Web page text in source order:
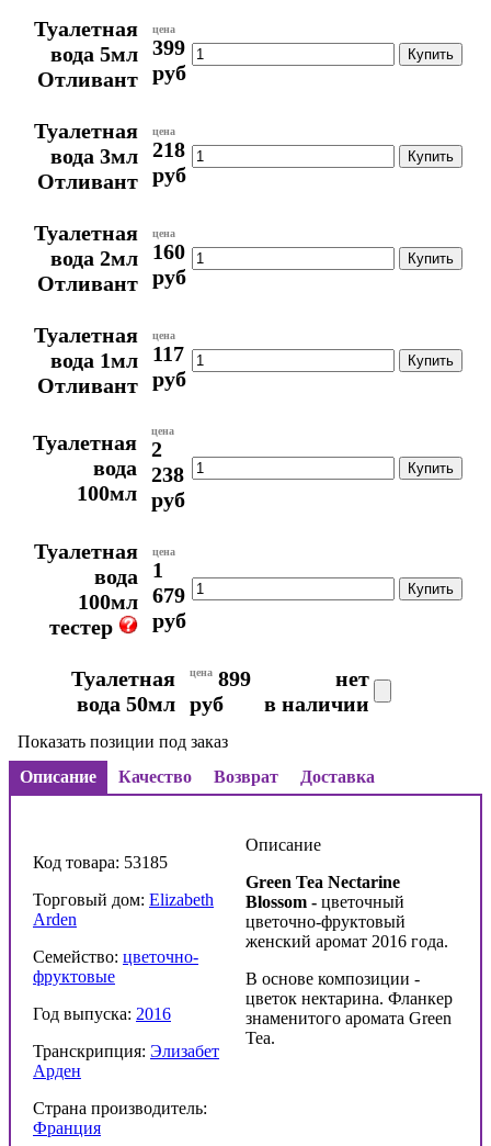
Туалетная
вода 5мл
Отливант
цена
399
руб
Туалетная
вода 3мл
Отливант
цена
218
руб
Туалетная
вода 2мл
Отливант
цена
160
руб
Туалетная
вода 1мл
Отливант
цена
117
руб
Туалетная
вода
100мл
цена
2
238
руб
Туалетная
вода
100мл
тестер
цена
1
679
руб
Туалетная
вода 50мл
цена 899
руб
нет
в наличии
Показать позиции под заказ
Описание
Качество Возврат Доставка
Код товара: 53185
Торговый дом: Elizabeth
Arden
Семейство: цветочно-
фруктовые
Год выпуска: 2016
Транскрипция: Элизабет
Арден
Страна производитель:
Франция
Описание
Green Tea Nectarine
Blossom - цветочный
цветочно-фруктовый
женский аромат 2016 года.
В основе композиции -
цветок нектарина. Фланкер
знаменитого аромата Green
Tea.